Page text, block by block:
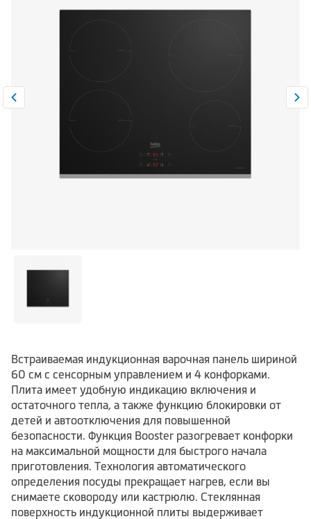
Климатическая техника
Встраиваемая индукционная варочная панель шириной
60 см с сенсорным управлением и 4 конфорками.
Плита имеет удобную индикацию включения и
остаточного тепла, а также функцию блокировки от
детей и автоотключения для повышенной
безопасности. Функция Booster разогревает конфорки
на максимальной мощности для быстрого начала
приготовления. Технология автоматического
определения посуды прекращает нагрев, если вы
снимаете сковороду или кастрюлю. Стеклянная
поверхность индукционной плиты выдерживает